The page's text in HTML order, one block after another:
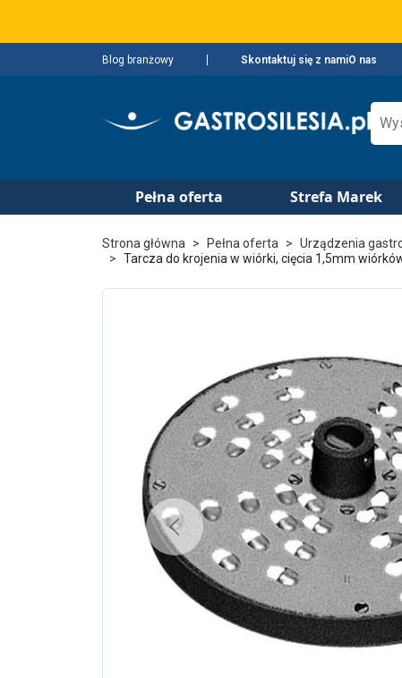
Blog branżowy Skontaktuj się z namiO nas
Pełna oferta Strefa Marek
Strona główna Pełna oferta Urządzenia
Tarcza do krojenia w wiórki, cięcia 1,5mm
Previous